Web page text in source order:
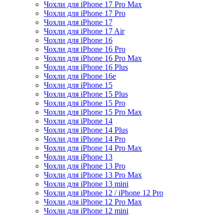
Чохли для iPhone 17 Pro Max
Чохли для iPhone 17 Pro
Чохли для iPhone 17
Чохли для iPhone 17 Air
Чохли для iPhone 16
Чохли для iPhone 16 Pro
Чохли для iPhone 16 Pro Max
Чохли для iPhone 16 Plus
Чохли для iPhone 16e
Чохли для iPhone 15
Чохли для iPhone 15 Plus
Чохли для iPhone 15 Pro
Чохли для iPhone 15 Pro Max
Чохли для iPhone 14
Чохли для iPhone 14 Plus
Чохли для iPhone 14 Pro
Чохли для iPhone 14 Pro Max
Чохли для iPhone 13
Чохли для iPhone 13 Pro
Чохли для iPhone 13 Pro Max
Чохли для iPhone 13 mini
Чохли для iPhone 12 / iPhone 12 Pro
Чохли для iPhone 12 Pro Max
Чохли для iPhone 12 mini